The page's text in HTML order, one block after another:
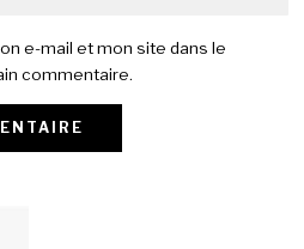
e-mail et mon site dans le
commentaire.